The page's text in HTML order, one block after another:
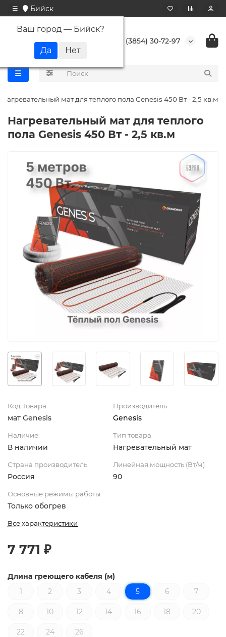
Бийск
Ваш город — Бийск?
+7 (3854) 30-72-97
Нагревательный мат для теплого пола Genesis 450 Вт - 2,5 кв.м
Нагревательный мат для теплого
пола Genesis 450 Вт - 2,5 кв.м
Код Товара
мат Genesis
Производитель
Genesis
Наличие:
В наличии
Тип товара
Нагревательный мат
Страна производитель
Россия
Линейная мощность (Вт/м)
90
Основные режимы работы
Только обогрев
Все характеристики
7 771 ₽
Длина греющего кабеля (м)
1
2 3 4 5 6 7
8 10 12 14 16 18 20
22 24 26